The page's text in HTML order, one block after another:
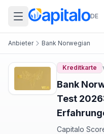
DE
Anbieter Bank Norwegian
Kreditkarte
Bank
Test
Capitalo